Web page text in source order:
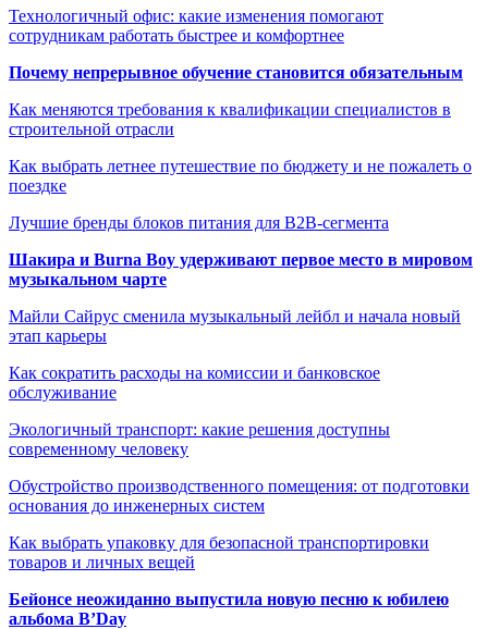
Технологичный офис: какие изменения помогают
сотрудникам работать быстрее и комфортнее
Почему непрерывное обучение становится обязательным
Как меняются требования к квалификации специалистов в
строительной отрасли
Как выбрать летнее путешествие по бюджету и не пожалеть о
поездке
Лучшие бренды блоков питания для B2B-сегмента
Шакира и Burna Boy удерживают первое место в мировом
музыкальном чарте
Майли Сайрус сменила музыкальный лейбл и начала новый
этап карьеры
Как сократить расходы на комиссии и банковское
обслуживание
Экологичный транспорт: какие решения доступны
современному человеку
Обустройство производственного помещения: от подготовки
основания до инженерных систем
Как выбрать упаковку для безопасной транспортировки
товаров и личных вещей
Бейонсе неожиданно выпустила новую песню к юбилею
альбома B’Day